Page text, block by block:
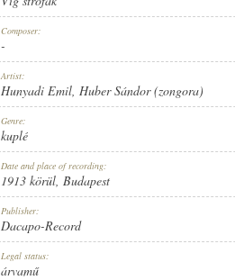
Composer:
-
Artist:
Hunyadi Emil, Huber Sándor (zongora)
Genre:
kuplé
Date and place of recording:
1913 körül, Budapest
Publisher:
Dacapo-Record
Legal status:
árvamű